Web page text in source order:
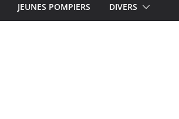
JEUNES POMPIERS DIVERS